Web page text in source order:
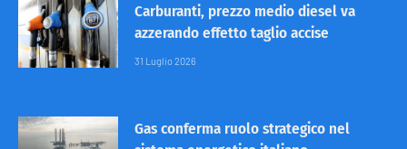
Carburanti, prezzo medio diesel va
azzerando effetto taglio accise
31 Luglio 2026
Gas conferma ruolo strategico nel